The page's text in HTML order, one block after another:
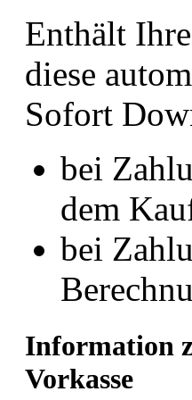
Enthält
diese
Sofort
bei
dem
bei
Information
Vorkasse